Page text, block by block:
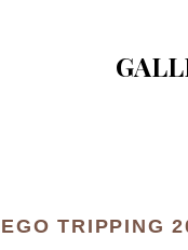
EGO TRIPPING